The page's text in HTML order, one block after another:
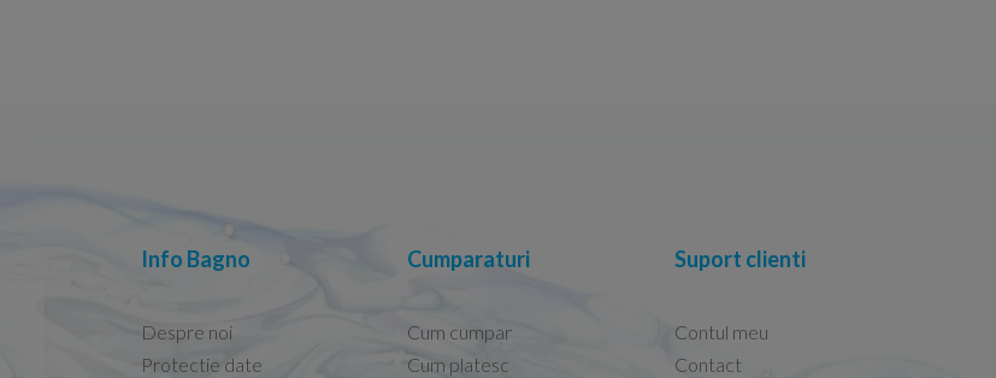
Info Bagno
Despre noi
Protectie date
Cumparaturi
Cum cumpar
Cum platesc
Suport clienti
Contul meu
Contact